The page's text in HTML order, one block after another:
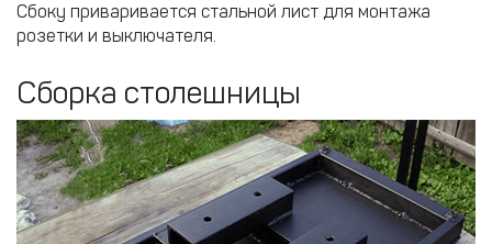
Сбоку приваривается стальной лист для монтажа
розетки и выключателя.
Сборка столешницы